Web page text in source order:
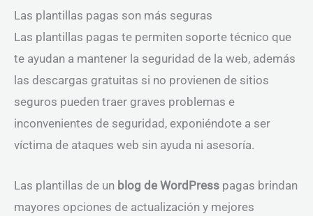
Las plantillas pagas son más seguras
Las plantillas pagas te permiten soporte técnico que
te ayudan a mantener la seguridad de la web, además
las descargas gratuitas si no provienen de sitios
seguros pueden traer graves problemas e
inconvenientes de seguridad, exponiéndote a ser
víctima de ataques web sin ayuda ni asesoría.
Las plantillas de un blog de WordPress pagas brindan
mayores opciones de actualización y mejores